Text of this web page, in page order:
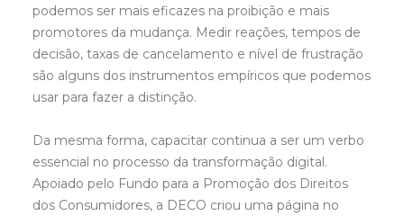
podemos ser mais eficazes na proibição e mais
promotores da mudança. Medir reações, tempos de
decisão, taxas de cancelamento e nível de frustração
são alguns dos instrumentos empíricos que podemos
usar para fazer a distinção.
Da mesma forma, capacitar continua a ser um verbo
essencial no processo da transformação digital.
Apoiado pelo Fundo para a Promoção dos Direitos
dos Consumidores, a DECO criou uma página no